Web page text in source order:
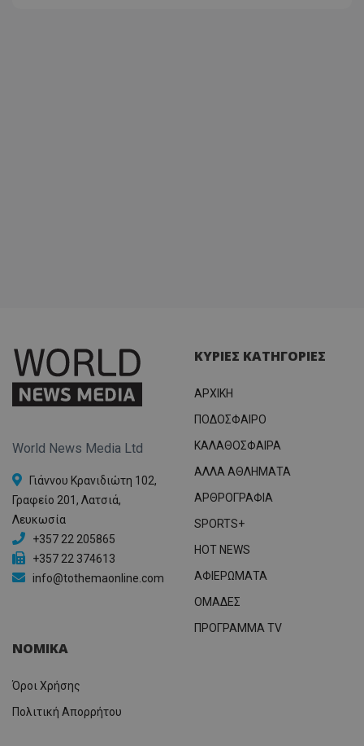
World News Media Ltd
Γιάννου Κρανιδιώτη 102,
Γραφείο 201, Λατσιά,
Λευκωσία
+357 22 205865
+357 22 374613
info@tothemaonline.com
ΚΥΡΙΕΣ ΚΑΤΗΓΟΡΙΕΣ
ΑΡΧΙΚΗ
ΠΟΔΟΣΦΑΙΡΟ
ΚΑΛΑΘΟΣΦΑΙΡΑ
ΑΛΛΑ ΑΘΛΗΜΑΤΑ
ΑΡΘΡΟΓΡΑΦΙΑ
SPORTS+
HOT NEWS
ΑΦΙΕΡΩΜΑΤΑ
ΟΜΑΔΕΣ
ΠΡΟΓΡΑΜΜΑ TV
ΝΟΜΙΚΑ
Όροι Χρήσης
Πολιτική Απορρήτου